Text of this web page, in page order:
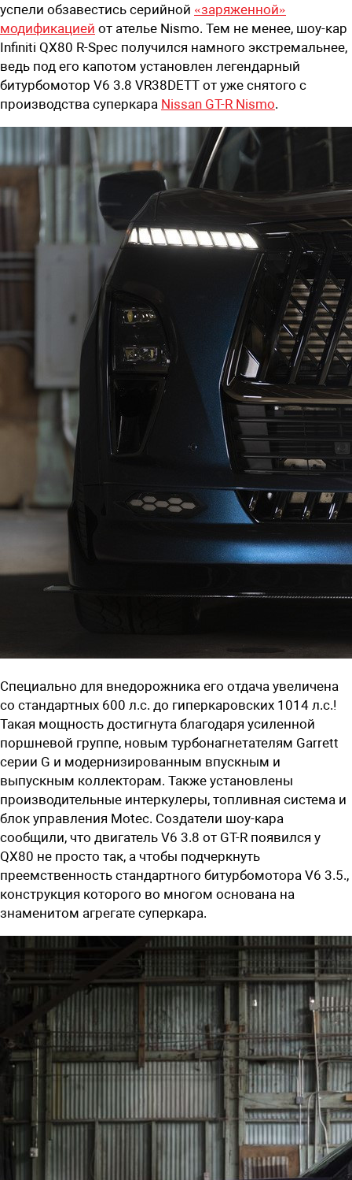
успели обзавестись серийной «заряженной»
модификацией от ателье Nismo. Тем не менее, шоу-кар
Infiniti QX80 R-Spec получился намного экстремальнее,
ведь под его капотом установлен легендарный
битурбомотор V6 3.8 VR38DETT от уже снятого с
производства суперкара Nissan GT-R Nismo.
Специально для внедорожника его отдача увеличена
со стандартных 600 л.с. до гиперкаровских 1014 л.с.!
Такая мощность достигнута благодаря усиленной
поршневой группе, новым турбонагнетателям Garrett
серии G и модернизированным впускным и
выпускным коллекторам. Также установлены
производительные интеркулеры, топливная система и
блок управления Motec. Создатели шоу-кара
сообщили, что двигатель V6 3.8 от GT-R появился у
QX80 не просто так, а чтобы подчеркнуть
преемственность стандартного битурбомотора V6 3.5.,
конструкция которого во многом основана на
знаменитом агрегате суперкара.